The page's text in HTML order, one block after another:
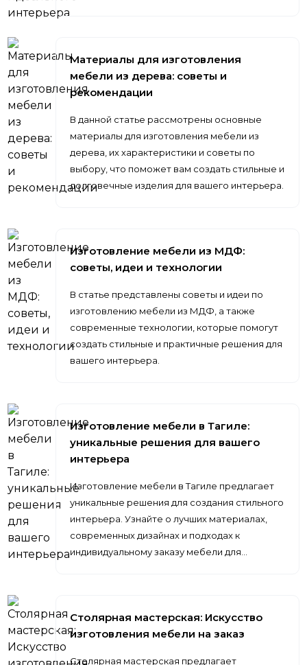
Материалы для изготовления
мебели из дерева: советы и
рекомендации
В данной статье рассмотрены основные
материалы для изготовления мебели из
дерева, их характеристики и советы по
выбору, что поможет вам создать стильные и
долговечные изделия для вашего интерьера.
Изготовление мебели из МДФ:
советы, идеи и технологии
В статье представлены советы и идеи по
изготовлению мебели из МДФ, а также
современные технологии, которые помогут
создать стильные и практичные решения для
вашего интерьера.
Изготовление мебели в Тагиле:
уникальные решения для вашего
интерьера
Изготовление мебели в Тагиле предлагает
уникальные решения для создания стильного
интерьера. Узнайте о лучших материалах,
современных дизайнах и подходах к
индивидуальному заказу мебели для…
Столярная мастерская: Искусство
изготовления мебели на заказ
Столярная мастерская предлагает